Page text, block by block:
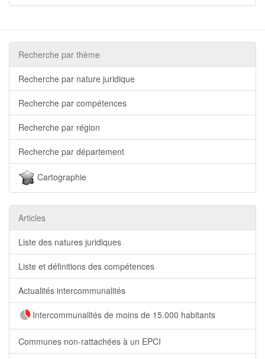
Recherche par thème
Recherche par nature juridique
Recherche par compétences
Recherche par région
Recherche par département
Cartographie
Articles
Liste des natures juridiques
Liste et définitions des compétences
Actualités intercommunalités
Intercommunalités de moins de 15.000 habitants
Communes non-rattachées à un EPCI